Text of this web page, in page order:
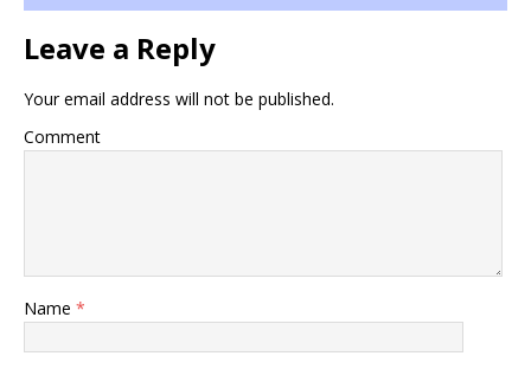
Leave a Reply
Your email address will not be published.
Comment
Name *